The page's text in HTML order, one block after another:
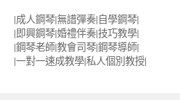
|成人鋼琴|無譜彈奏|自學鋼琴|
|即興鋼琴|婚禮伴奏|技巧教學|
|鋼琴老師|教會司琴|鋼琴導師|
|一對一速成教學|私人個別教授‎|